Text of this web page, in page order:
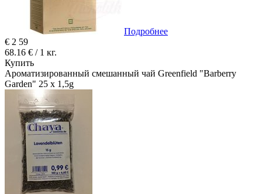
Подробнее
€ 2 59
68.16 € / 1 кг.
Купить
Ароматизированный смешанный чай Greenfield "Barberry
Garden" 25 x 1,5g